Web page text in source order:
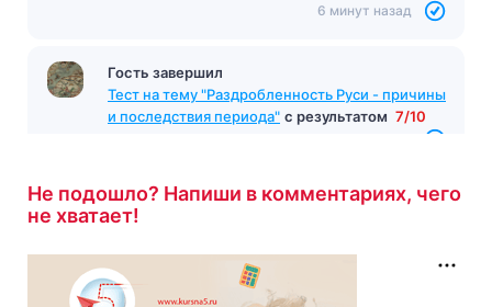
6 минут назад
Гость завершил
Тест на тему "Раздробленность Руси - причины
и последствия периода" с результатом 7/10
Не подошло? Напиши в комментариях, чего
не хватает!